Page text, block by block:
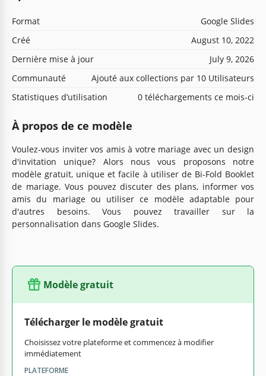
Format
Google Slides
Créé
August 10, 2022
Dernière mise à jour
July 9, 2026
Communauté
Ajouté aux collections par 10 Utilisateurs
Statistiques d’utilisation
0 téléchargements ce mois-ci
À propos de ce modèle
Voulez-vous inviter vos amis à votre mariage avec un design
d'invitation unique? Alors nous vous proposons notre
modèle gratuit, unique et facile à utiliser de Bi-Fold Booklet
de mariage. Vous pouvez discuter des plans, informer vos
amis du mariage ou utiliser ce modèle adaptable pour
d'autres besoins. Vous pouvez travailler sur la
personnalisation dans Google Slides.
Modèle gratuit
Télécharger le modèle gratuit
Choisissez votre plateforme et commencez à modifier
immédiatement
PLATEFORME